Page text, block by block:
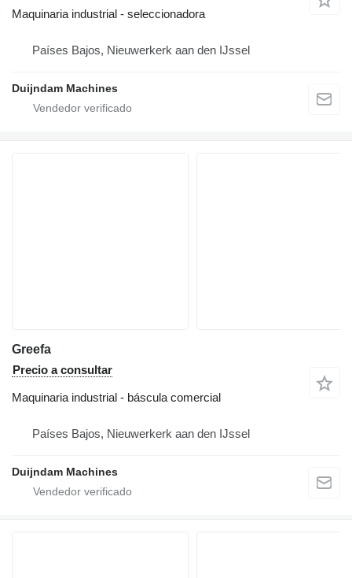
Maquinaria industrial - seleccionadora
Países Bajos, Nieuwerkerk aan den IJssel
Duijndam Machines
Greefa
Precio a consultar
Maquinaria industrial - báscula comercial
Países Bajos, Nieuwerkerk aan den IJssel
Duijndam Machines